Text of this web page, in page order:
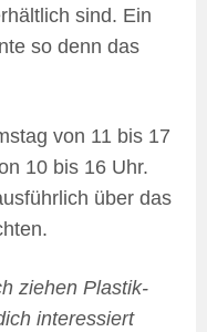
sind. Ein
so denn das
von 11 bis 17
10 bis 16 Uhr.
über das
ziehen Plastik-
interessiert